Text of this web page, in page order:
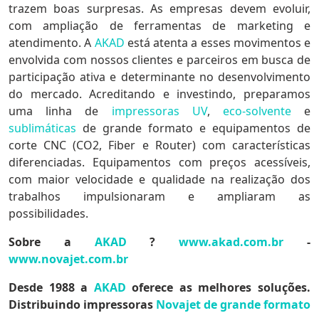
trazem boas surpresas. As empresas devem evoluir,
com ampliação de ferramentas de marketing e
atendimento. A AKAD está atenta a esses movimentos e
envolvida com nossos clientes e parceiros em busca de
participação ativa e determinante no desenvolvimento
do mercado. Acreditando e investindo, preparamos
uma linha de impressoras UV, eco-solventee
sublimáticas de grande formato e equipamentos de
corte CNC (CO2, Fiber e Router) com características
diferenciadas. Equipamentos com preços acessíveis,
com maior velocidade e qualidade na realização dos
trabalhos impulsionaram e ampliaram as
possibilidades.
Sobre a AKAD ?www.akad.com.br -
www.novajet.com.br
Desde 1988 a AKAD oferece as melhores soluções.
Distribuindo impressoras Novajet de grande formato